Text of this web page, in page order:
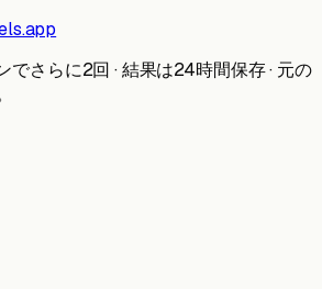
でさらに2回 · 結果は24時間保存 · 元の